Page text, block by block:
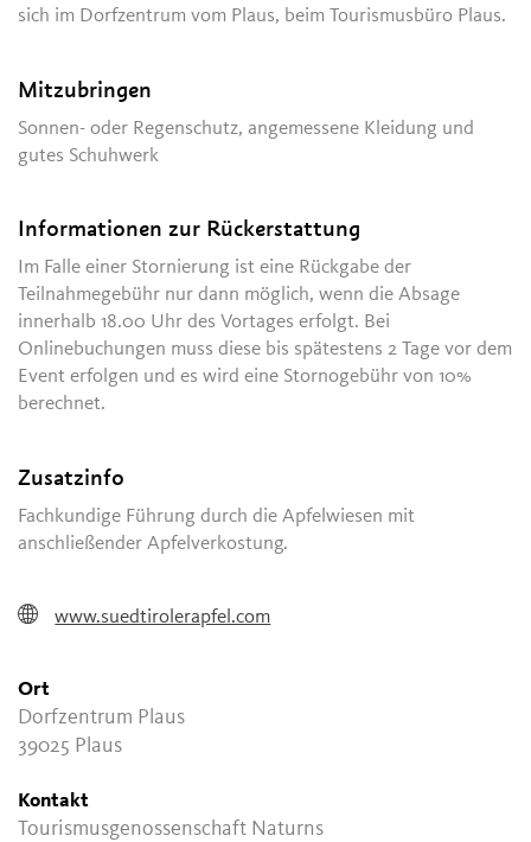
sich im Dorfzentrum vom Plaus, beim Tourismusbüro Plaus.
Mitzubringen
Sonnen- oder Regenschutz, angemessene Kleidung und
gutes Schuhwerk
Informationen zur Rückerstattung
Im Falle einer Stornierung ist eine Rückgabe der
Teilnahmegebühr nur dann möglich, wenn die Absage
innerhalb 18.00 Uhr des Vortages erfolgt. Bei
Onlinebuchungen muss diese bis spätestens 2 Tage vor dem
Event erfolgen und es wird eine Stornogebühr von 10%
berechnet.
Zusatzinfo
Fachkundige Führung durch die Apfelwiesen mit
anschließender Apfelverkostung.
www.suedtirolerapfel.com
Ort
Dorfzentrum Plaus
39025 Plaus
Kontakt
Tourismusgenossenschaft Naturns